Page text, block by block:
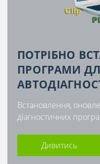
ПОТРІБНО
ПРОГРАМИ
Встановлення,
діагностичних
Дивитись